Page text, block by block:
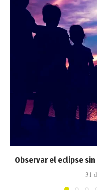
Observar el eclipse
31